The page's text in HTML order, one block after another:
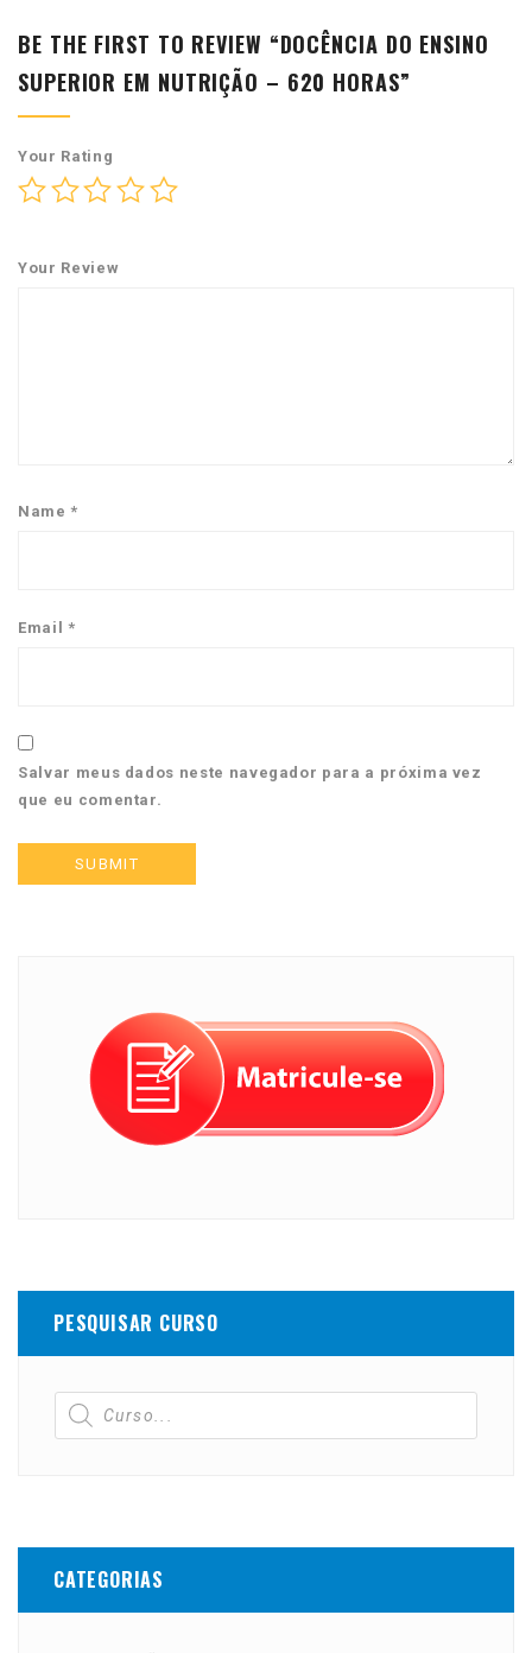
BE THE FIRST TO REVIEW “DOCÊNCIA DO ENSINO
SUPERIOR EM NUTRIÇÃO – 620 HORAS”
Your Rating
Your Review
Name*
Email *
Salvar meus dados neste navegador para a próxima vez
que eu comentar.
PESQUISAR CURSO
CATEGORIAS